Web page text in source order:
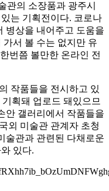
관의 소장품과 광주시
는 기획전이다. 코로나
병상을 내어주고 도움을
서 볼 수는 없지만 유
번쯤 볼만한 온라인 전
작품들을 전시하고 있
기획돼 업로드 돼있으므
안 갤러리에서 작품들을
외 미술관 관계자 초청
술관과 관련된 다채로운
있다.